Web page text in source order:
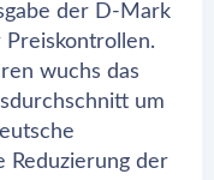
der D-Mark
wuchs das
um
Reduzierung der